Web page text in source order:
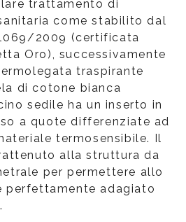
trattamento di
come stabilito dal
2009 (certificata
Oro), successivamente
traspirante
di cotone bianca
sedile ha un inserto in
a quote differenziate ad
termosensibile. Il
alla struttura da
per permettere allo
perfettamente adagiato